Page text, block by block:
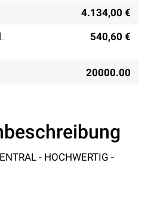
4.134,00 €
540,60 €
20000.00
- HOCHWERTIG -